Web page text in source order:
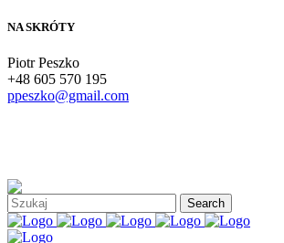
NA SKRÓTY
Piotr Peszko
+48 605 570 195
ppeszko@gmail.com